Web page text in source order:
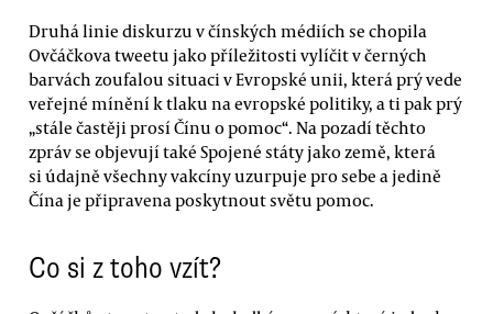
Druhá linie diskurzu v čínských médiích se chopila
Ovčáčkova tweetu jako příležitosti vylíčit v černých
barvách zoufalou situaci v Evropské unii, která prý vede
veřejné mínění k tlaku na evropské politiky, a ti pak prý
„stále častěji prosí Čínu o pomoc“. Na pozadí těchto
zpráv se objevují také Spojené státy jako země, která
si údajně všechny vakcíny uzurpuje pro sebe a jedině
Čína je připravena poskytnout světu pomoc.
Co si z toho vzít?